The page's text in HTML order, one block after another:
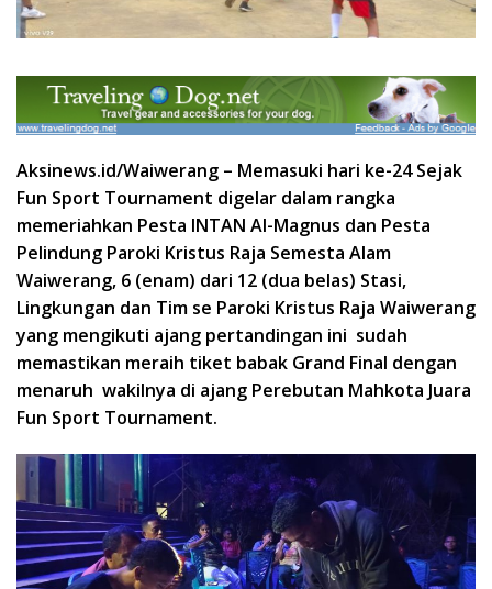
Aksinews.id/Waiwerang – Memasuki hari ke-24 Sejak
Fun Sport Tournament digelar dalam rangka
memeriahkan Pesta INTAN Al-Magnus dan Pesta
Pelindung Paroki Kristus Raja Semesta Alam
Waiwerang, 6 (enam) dari 12 (dua belas) Stasi,
Lingkungan dan Tim se Paroki Kristus Raja Waiwerang
yang mengikuti ajang pertandingan ini sudah
memastikan meraih tiket babak Grand Final dengan
menaruh wakilnya di ajang Perebutan Mahkota Juara
Fun Sport Tournament.